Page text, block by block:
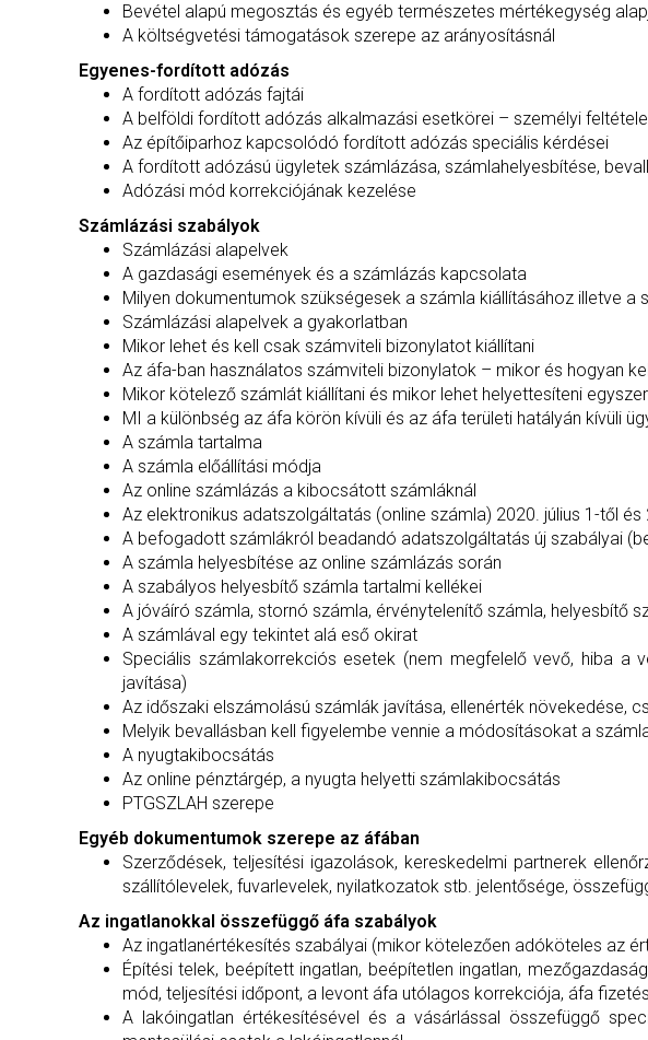
Bevétel alapú megosztás és egyéb természetes mértékegység
A költségvetési támogatások szerepe az arányosításnál
Egyenes-fordított adózás
A fordított adózás fajtái
A belföldi fordított adózás alkalmazási esetkörei – személyi
Az építőiparhoz kapcsolódó fordított adózás speciális kérdései
A fordított adózású ügyletek számlázása, számlahelyesbítése,
Adózási mód korrekciójának kezelése
Számlázási szabályok
Számlázási alapelvek
A gazdasági események és a számlázás kapcsolata
Milyen dokumentumok szükségesek a számla kiállításához illetve
Számlázási alapelvek a gyakorlatban
Mikor lehet és kell csak számviteli bizonylatot kiállítani
Az áfa-ban használatos számviteli bizonylatok – mikor és hogyan
Mikor kötelező számlát kiállítani és mikor lehet helyettesíteni
MI a különbség az áfa körön kívüli és az áfa területi hatályán kívüli
A számla tartalma
A számla előállítási módja
Az online számlázás a kibocsátott számláknál
Az elektronikus adatszolgáltatás (online számla) 2020. július 1-től
A befogadott számlákról beadandó adatszolgáltatás új szabályai
A számla helyesbítése az online számlázás során
A szabályos helyesbítő számla tartalmi kellékei
A jóváíró számla, stornó számla, érvénytelenítő számla, helyesbítő
A számlával egy tekintet alá eső okirat
Speciális számlakorrekciós esetek (nem megfelelő vevő, hiba a
javítása)
Az időszaki elszámolású számlák javítása, ellenérték
Melyik bevallásban kell figyelembe vennie a módosításokat a
A nyugtakibocsátás
Az online pénztárgép, a nyugta helyetti számlakibocsátás
PTGSZLAH szerepe
Egyéb dokumentumok szerepe az áfában
Szerződések, teljesítési igazolások, kereskedelmi partnerek
szállítólevelek, fuvarlevelek, nyilatkozatok stb. jelentősége,
Az ingatlanokkal összefüggő áfa szabályok
Az ingatlanértékesítés szabályai (mikor kötelezően adóköteles az
Építési telek, beépített ingatlan, beépítetlen ingatlan,
mód, teljesítési időpont, a levont áfa utólagos korrekciója, áfa
A lakóingatlan értékesítésével és a vásárlással összefüggő